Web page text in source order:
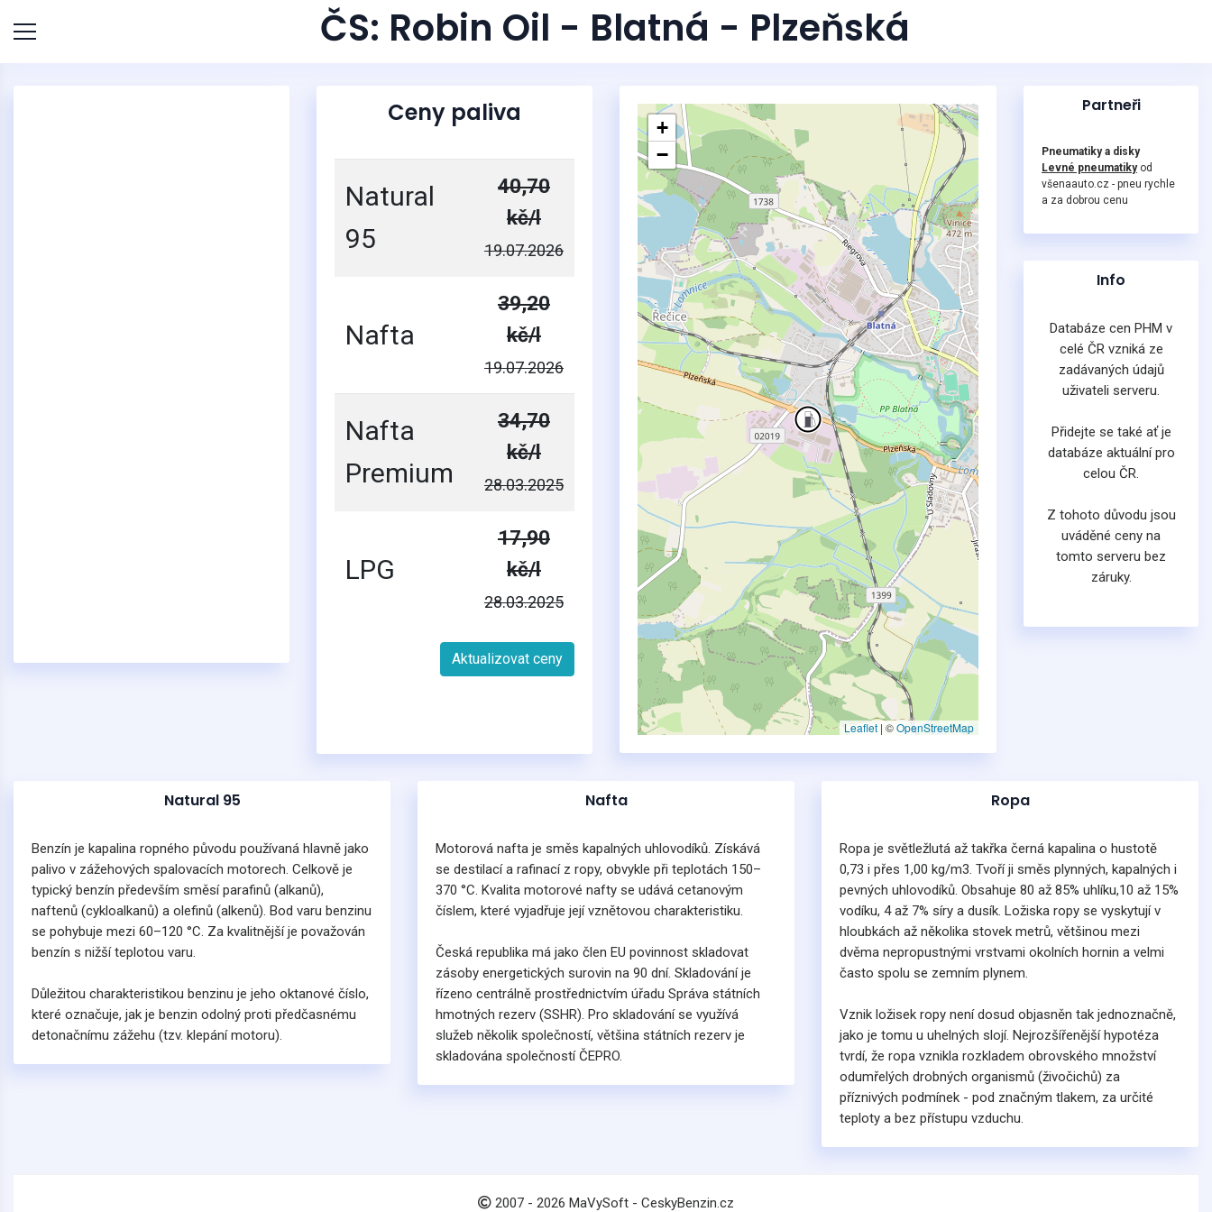
ČS: Robin Oil - Blatná - Plzeňská
Ceny paliva
Natural
95
40,70
kč/l
19.07.2026
Nafta
39,20
kč/l
19.07.2026
Nafta
Premium
34,70
kč/l
28.03.2025
LPG
17,90
kč/l
28.03.2025
Aktualizovat ceny
+
−
Leaflet | ©OpenStreetMap
Partneři
Pneumatiky a disky
Levné pneumatikyod
všenaauto.cz - pneu rychle
a za dobrou cenu
Info
Databáze cen PHM v
celé ČR vzniká ze
zadávaných údajů
uživateli serveru.
Přidejte se také ať je
databáze aktuální pro
celou ČR.
Z tohoto důvodu jsou
uváděné ceny na
tomto serveru bez
záruky.
Natural 95
Benzín je kapalina ropného původu používaná hlavně jako
palivo v zážehových spalovacích motorech. Celkově je
typický benzín především směsí parafinů (alkanů),
naftenů (cykloalkanů) a olefinů (alkenů). Bod varu benzinu
se pohybuje mezi 60–120 °C. Za kvalitnější je považován
benzín s nižší teplotou varu.
Důležitou charakteristikou benzinu je jeho oktanové číslo,
které označuje, jak je benzin odolný proti předčasnému
detonačnímu zážehu (tzv. klepání motoru).
Nafta
Motorová nafta je směs kapalných uhlovodíků. Získává
se destilací a rafinací z ropy, obvykle při teplotách 150–
370 °C. Kvalita motorové nafty se udává cetanovým
číslem, které vyjadřuje její vznětovou charakteristiku.
Česká republika má jako člen EU povinnost skladovat
zásoby energetických surovin na 90 dní. Skladování je
řízeno centrálně prostřednictvím úřadu Správa státních
hmotných rezerv (SSHR). Pro skladování se využívá
služeb několik společností, většina státních rezerv je
skladována společností ČEPRO.
Ropa
Ropa je světležlutá až takřka černá kapalina o hustotě
0,73 i přes 1,00 kg/m3. Tvoří ji směs plynných, kapalných i
pevných uhlovodíků. Obsahuje 80 až 85% uhlíku,10 až 15%
vodíku, 4 až 7% síry a dusík. Ložiska ropy se vyskytují v
hloubkách až několika stovek metrů, většinou mezi
dvěma nepropustnými vrstvami okolních hornin a velmi
často spolu se zemním plynem.
Vznik ložisek ropy není dosud objasněn tak jednoznačně,
jako je tomu u uhelných slojí. Nejrozšířenější hypotéza
tvrdí, že ropa vznikla rozkladem obrovského množství
odumřelých drobných organismů (živočichů) za
příznivých podmínek - pod značným tlakem, za určité
teploty a bez přístupu vzduchu.
2007 - 2026 MaVySoft - CeskyBenzin.cz